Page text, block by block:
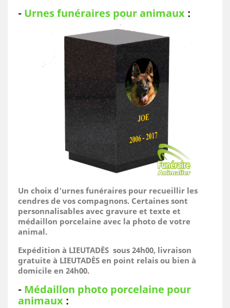
- Urnes funéraires pour animaux :
Un choix d'urnes funéraires pour recueillir les
cendres de vos compagnons. Certaines sont
personnalisables avec gravure et texte et
médaillon porcelaine avec la photo de votre
animal.
Expédition à LIEUTADÈS sous 24h00, livraison
gratuite à LIEUTADÈS en point relais ou bien à
domicile en 24h00.
- Médaillon photo porcelaine pour
animaux :